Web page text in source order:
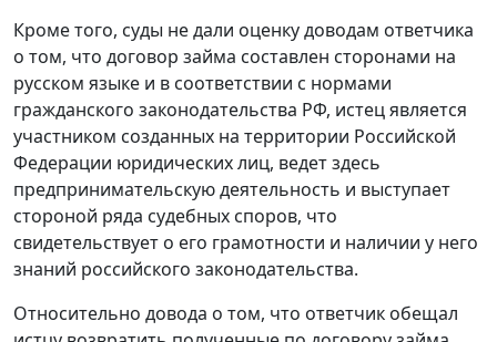
Кроме того, суды не дали оценку доводам ответчика
о том, что договор займа составлен сторонами на
русском языке и в соответствии с нормами
гражданского законодательства РФ, истец является
участником созданных на территории Российской
Федерации юридических лиц, ведет здесь
предпринимательскую деятельность и выступает
стороной ряда судебных споров, что
свидетельствует о его грамотности и наличии у него
знаний российского законодательства.
Относительно довода о том, что ответчик обещал